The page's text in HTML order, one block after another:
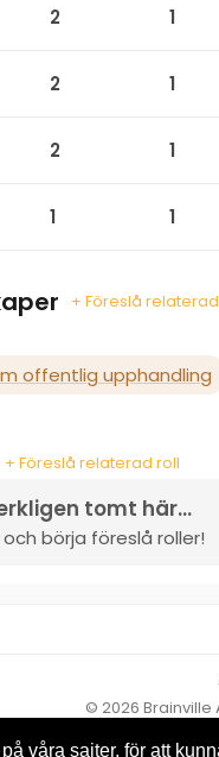
2 1
2 1
2 1
1 1
+ Föreslå
offentlig upphandling
+ Föreslå relaterad roll
tomt här...
börja föreslå roller!
© 2026 Brainville
våra sajter, för att